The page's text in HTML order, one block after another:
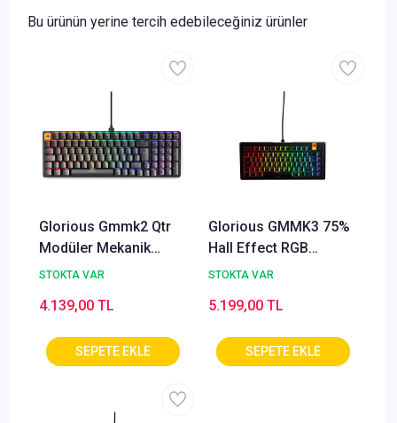
Bu ürünün yerine tercih edebileceğiniz ürünler
Glorious Gmmk2 Qtr
Modüler Mekanik
Klavye %96
STOKTA VAR
4.139,00 TL
Glorious GMMK3 75%
Hall Effect RGB
Kablolu Mekanik
Klavye ? Siyah (GLO-
W-BLK-TR)
STOKTA VAR
5.199,00 TL